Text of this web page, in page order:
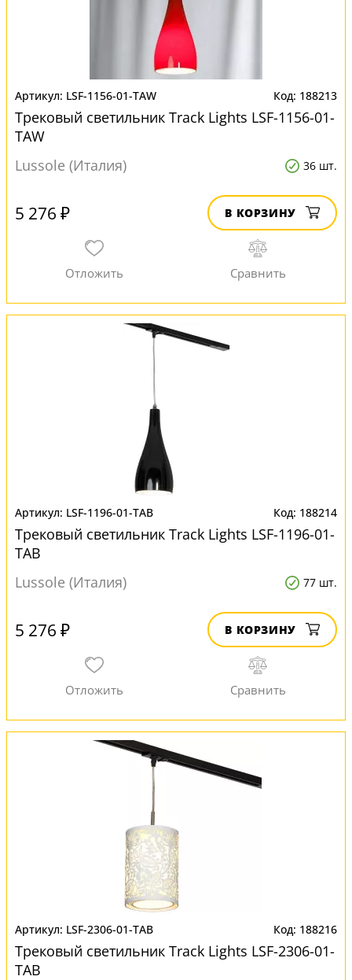
LSF-1156-01-TAW 188213
Трековый светильник Track Lights LSF-1156-01-
TAW
Lussole (Италия)
36 шт.
5 276 ₽ В КОРЗИНУ
LSF-1196-01-TAB 188214
Трековый светильник Track Lights LSF-1196-01-
TAB
Lussole (Италия)
77 шт.
5 276 ₽ В КОРЗИНУ
LSF-2306-01-TAB 188216
Трековый светильник Track Lights LSF-2306-01-
TAB